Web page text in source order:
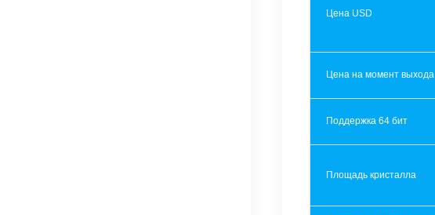
Цена USD
Цена на момент выхода
Поддержка 64 бит
Площадь кристалла